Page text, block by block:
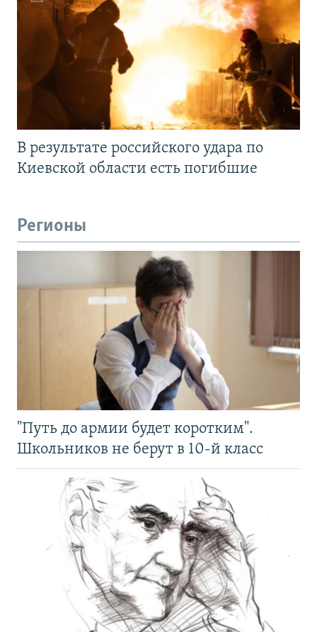
В результате российского удара по
Киевской области есть погибшие
Регионы
"Путь до армии будет коротким".
Школьников не берут в 10-й класс